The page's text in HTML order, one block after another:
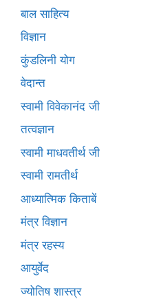
बाल साहित्य
विज्ञान
कुंडलिनी योग
वेदान्त
स्वामी विवेकानंद जी
तत्वज्ञान
स्वामी माधवतीर्थ जी
स्वामी रामतीर्थ
आध्यात्मिक किताबें
मंत्र विज्ञान
मंत्र रहस्य
आयुर्वेद
ज्योतिष शास्त्र